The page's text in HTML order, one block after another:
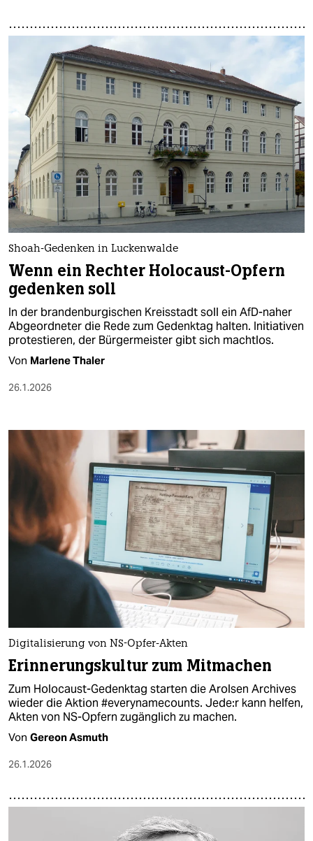
Shoah-Gedenken in Luckenwalde
Wenn ein Rechter Holocaust-Opfern
gedenken soll
In der brandenburgischen Kreisstadt soll ein AfD-naher
Abgeordneter die Rede zum Gedenktag halten. Initiativen
protestieren, der Bürgermeister gibt sich machtlos.
Von Marlene Thaler
26.1.2026
Digitalisierung von NS-Opfer-Akten
Erinnerungskultur zum Mitmachen
Zum Holocaust-Gedenktag starten die Arolsen Archives
wieder die Aktion #everynamecounts. Je­de:r kann helfen,
Akten von NS-Opfern zugänglich zu machen.
Von Gereon Asmuth
26.1.2026